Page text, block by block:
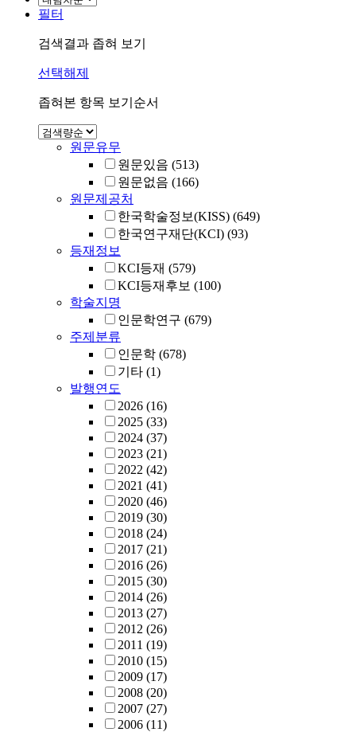
필터
검색결과 좁혀 보기
선택해제
좁혀본 항목 보기순서
원문유무
원문있음 (513)
원문없음 (166)
원문제공처
한국학술정보(KISS) (649)
한국연구재단(KCI) (93)
등재정보
KCI등재 (579)
KCI등재후보 (100)
학술지명
인문학연구 (679)
주제분류
인문학 (678)
기타 (1)
발행연도
2026 (16)
2025 (33)
2024 (37)
2023 (21)
2022 (42)
2021 (41)
2020 (46)
2019 (30)
2018 (24)
2017 (21)
2016 (26)
2015 (30)
2014 (26)
2013 (27)
2012 (26)
2011 (19)
2010 (15)
2009 (17)
2008 (20)
2007 (27)
2006 (11)